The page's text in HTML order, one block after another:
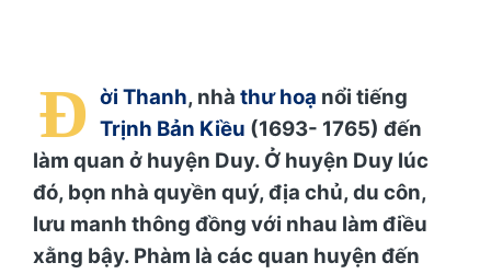
Đ ời Thanh, nhà thư hoạ nổi tiếng
Trịnh Bản Kiều (1693- 1765) đến
làm quan ở huyện Duy. Ở huyện Duy lúc
đó, bọn nhà quyền quý, địa chủ, du côn,
lưu manh thông đồng với nhau làm điều
xằng bậy. Phàm là các quan huyện đến